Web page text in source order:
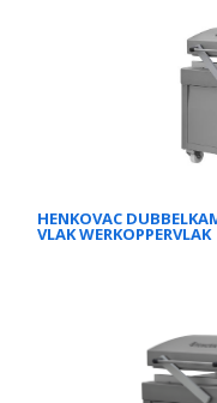
HENKOVAC
VLAK WERKOPPERVLAK